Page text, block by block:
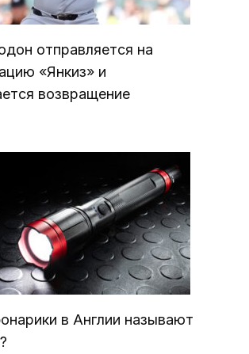
отправляется на
«Янкиз» и
возвращение
в Англии называют